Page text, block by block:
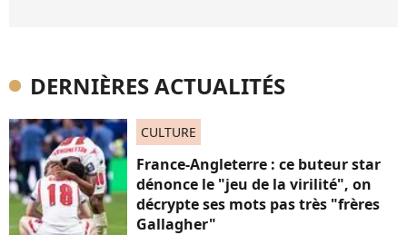
DERNIÈRES ACTUALITÉS
CULTURE
France-Angleterre : ce buteur star
dénonce le "jeu de la virilité", on
décrypte ses mots pas très "frères
Gallagher"